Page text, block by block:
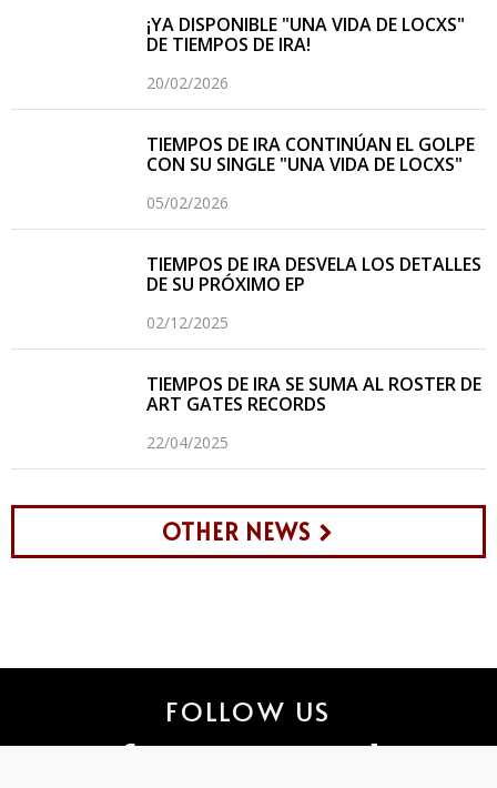
¡YA DISPONIBLE "UNA VIDA DE LOCXS"
DE TIEMPOS DE IRA!
20/02/2026
TIEMPOS DE IRA CONTINÚAN EL GOLPE
CON SU SINGLE "UNA VIDA DE LOCXS"
05/02/2026
TIEMPOS DE IRA DESVELA LOS DETALLES
DE SU PRÓXIMO EP
02/12/2025
TIEMPOS DE IRA SE SUMA AL ROSTER DE
ART GATES RECORDS
22/04/2025
OTHER NEWS
FOLLOW US